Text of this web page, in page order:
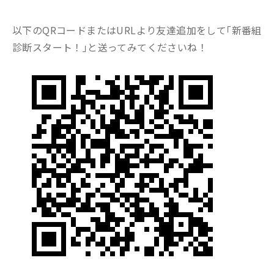
以下のQRコードまたはURLより友達追加をして｢新番組
診断スタート！ ｣と送ってみてくださいね！